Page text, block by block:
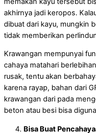
akhirnya jadi keropos.
dibuat dari kayu, mungkin
tidak memberikan
Krawangan mempunyai
cahaya matahari
rusak, tentu akan
karena rayap, bahan dari
krawangan dari pada
beton atau besi bisa
Bisa Buat